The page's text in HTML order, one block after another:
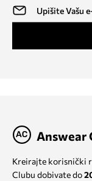
Answear
Kreirajte korisnički
Clubu dobivate do